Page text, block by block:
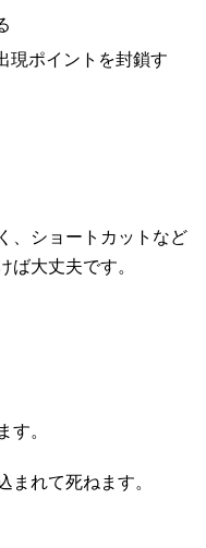
現ポイントを封鎖す
、ショートカットなど
ば大丈夫です。
す。
まれて死ねます。